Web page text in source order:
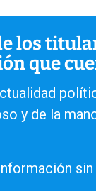
los
que
y de la
sin